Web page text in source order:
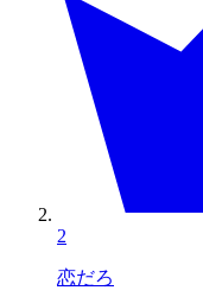
2
恋だろ